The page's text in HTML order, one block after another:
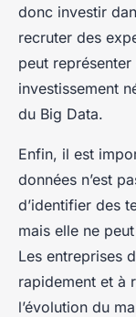
donc investir
recruter des
peut
investissement
du Big Data.
Enfin, il est
données n’est
d’identifier des
mais elle ne
Les entreprises
rapidement et à
l’évolution du